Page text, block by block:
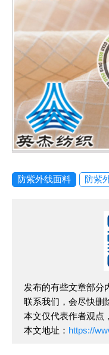
防紫外线面料 防紫
发布的有些文章部分
联系我们，会尽快删
本文仅代表作者观点
本文地址： https://